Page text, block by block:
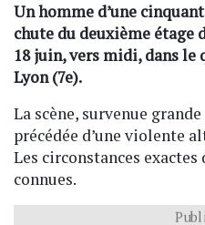
Un homme d’une
chute du deuxième étage
18 juin, vers midi, dans
Lyon (7e).
La scène, survenue
précédée d’une violente
Les circonstances exactes
connues.